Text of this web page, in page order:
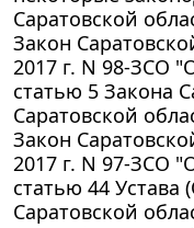
Саратовской
Закон
2017 г. N 98-ЗСО
статью 5 Закона
Саратовской
Закон
2017 г. N 97-ЗСО
статью 44 Устава
Саратовской